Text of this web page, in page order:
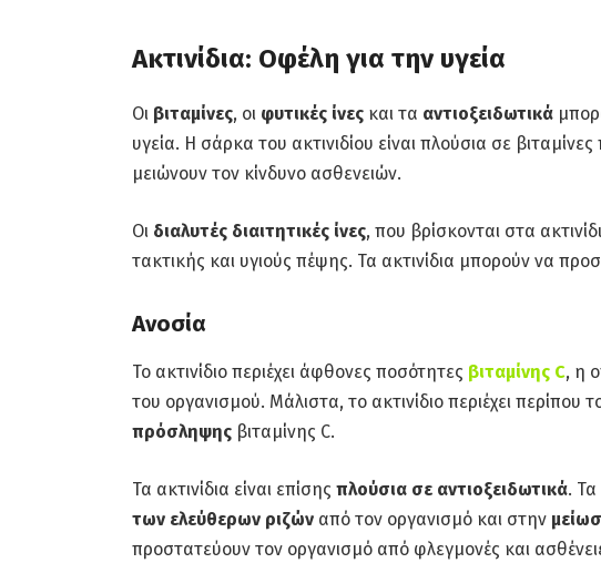
Ακτινίδια: Οφέλη για την υγεία
Οι βιταμίνες, οι φυτικές ίνεςκαι τα αντιοξειδωτικά
υγεία. Η σάρκα του ακτινιδίου είναι πλούσια σε
μειώνουν τον κίνδυνο ασθενειών.
Οι διαλυτές διαιτητικές ίνες, που βρίσκονται στα
τακτικής και υγιούς πέψης. Τα ακτινίδια μπορούν να
Ανοσία
Το ακτινίδιο περιέχει άφθονες ποσότητες βιταμίνης C, η
του οργανισμού. Μάλιστα, το ακτινίδιο περιέχει περίπου
πρόσληψηςβιταμίνης C.
Τα ακτινίδια είναι επίσης πλούσια σε αντιοξειδωτικά. Τα
των ελεύθερων ριζώναπό τον οργανισμό και στην
προστατεύουν τον οργανισμό από φλεγμονές και